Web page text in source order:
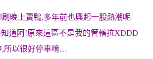
晚上賣鴨,多年前也興起一股熱潮呢
知道阿!原來這區不是我的管轄拉XDDD
,所以很好停車唷…